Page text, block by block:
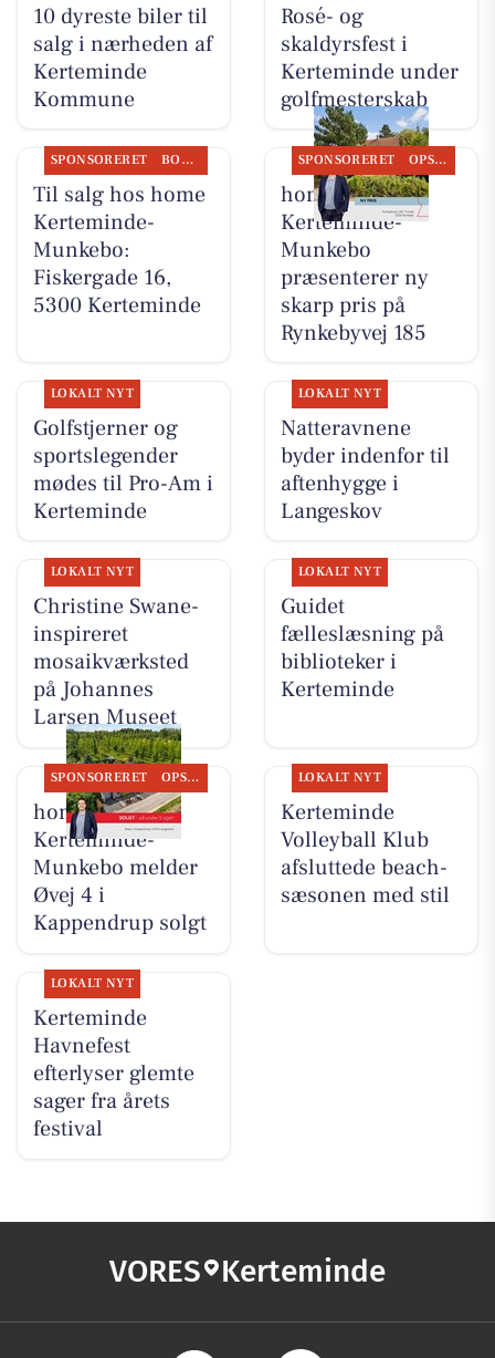
10 dyreste biler til
salg i nærheden af
Kerteminde
Kommune
Rosé- og
skaldyrsfest i
Kerteminde under
golfmesterskab
SPONSORERET BOLIGMARKED
Til salg hos home
Kerteminde-
Munkebo:
Fiskergade 16,
5300 Kerteminde
SPONSORERET OPSLAGSTAVLEN
home
Kerteminde-
Munkebo
præsenterer ny
skarp pris på
Rynkebyvej 185
LOKALT NYT
Golfstjerner og
sportslegender
mødes til Pro-Am i
Kerteminde
LOKALT NYT
Natteravnene
byder indenfor til
aftenhygge i
Langeskov
LOKALT NYT
Christine Swane-
inspireret
mosaikværksted
på Johannes
Larsen Museet
LOKALT NYT
Guidet
fælleslæsning på
biblioteker i
Kerteminde
SPONSORERET OPSLAGSTAVLEN
home
Kerteminde-
Munkebo melder
Øvej 4 i
Kappendrup solgt
LOKALT NYT
Kerteminde
Volleyball Klub
afsluttede beach-
sæsonen med stil
LOKALT NYT
Kerteminde
Havnefest
efterlyser glemte
sager fra årets
festival
VORES Kerteminde